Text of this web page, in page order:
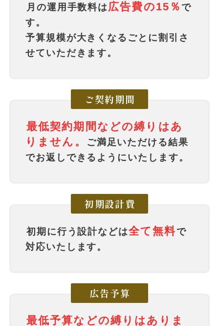
月の運用手数料は 広告費の15％ で
す。
予算規模が大きくなるごとに割引さ
せていただきます。
ご契約期間
最低契約期間などの縛りはあ
りません。
ご満足いただける結果
でお返しできるようにいたします。
初期設計費
初期に行う設計などは全て無料で
対応いたします。
広告予算
最低予算などの縛りはありま